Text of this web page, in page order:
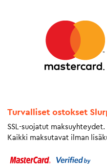
Turvalliset ostokset
SSL-suojatut maksuyhteydet.
Kaikki maksutavat ilman